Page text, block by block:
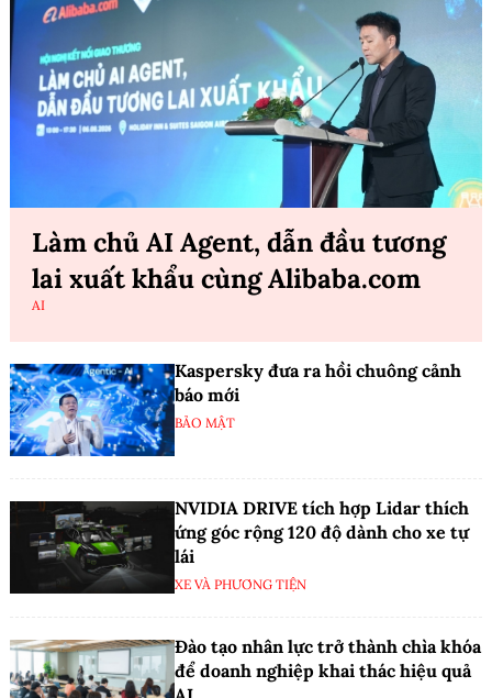
Làm chủ AI Agent, dẫn đầu tương
lai xuất khẩu cùng Alibaba.com
AI
Kaspersky đưa ra hồi chuông cảnh
báo mới
BẢO MẬT
NVIDIA DRIVE tích hợp Lidar thích
ứng góc rộng 120 độ dành cho xe tự
lái
XE VÀ PHƯƠNG TIỆN
Đào tạo nhân lực trở thành chìa khóa
để doanh nghiệp khai thác hiệu quả